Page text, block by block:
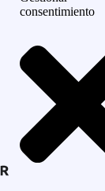
consentimiento